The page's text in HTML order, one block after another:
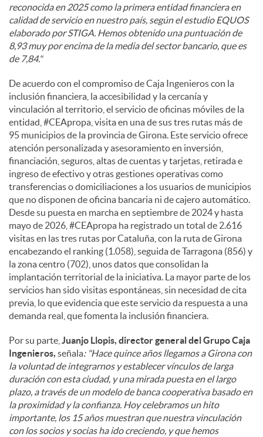
reconocida en 2025 como la primera entidad financiera en
calidad de servicio en nuestro país, según el estudio EQUOS
elaborado por STIGA. Hemos obtenido una puntuación de
8,93 muy por encima de la media del sector bancario, que es
de 7,84."
De acuerdo con el compromiso de Caja Ingenieros con la
inclusión financiera, la accesibilidad y la cercanía y
vinculación al territorio, el servicio de oficinas móviles de la
entidad, #CEApropa, visita en una de sus tres rutas más de
95 municipios de la provincia de Girona. Este servicio ofrece
atención personalizada y asesoramiento en inversión,
financiación, seguros, altas de cuentas y tarjetas, retirada e
ingreso de efectivo y otras gestiones operativas como
transferencias o domiciliaciones a los usuarios de municipios
que no disponen de oficina bancaria ni de cajero automático.
Desde su puesta en marcha en septiembre de 2024 y hasta
mayo de 2026, #CEApropa ha registrado un total de 2.616
visitas en las tres rutas por Cataluña, con la ruta de Girona
encabezando el ranking (1.058), seguida de Tarragona (856) y
la zona centro (702), unos datos que consolidan la
implantación territorial de la iniciativa. La mayor parte de los
servicios han sido visitas espontáneas, sin necesidad de cita
previa, lo que evidencia que este servicio da respuesta a una
demanda real, que fomenta la inclusión financiera.
Por su parte, Juanjo Llopis, director general del Grupo Caja
Ingenieros, señala: "Hace quince años llegamos a Girona con
la voluntad de integrarnos y establecer vínculos de larga
duración con esta ciudad, y una mirada puesta en el largo
plazo, a través de un modelo de banca cooperativa basado en
la proximidad y la confianza. Hoy celebramos un hito
importante, los 15 años muestran que nuestra vinculación
con los socios y socias ha ido creciendo, y que hemos